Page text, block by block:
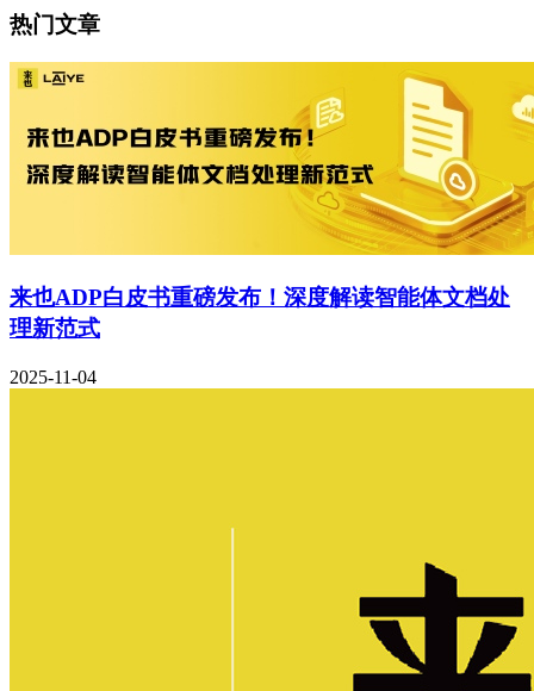
热门文章
来也ADP白皮书重磅发布！深度解读智能体文档处
理新范式
2025-11-04